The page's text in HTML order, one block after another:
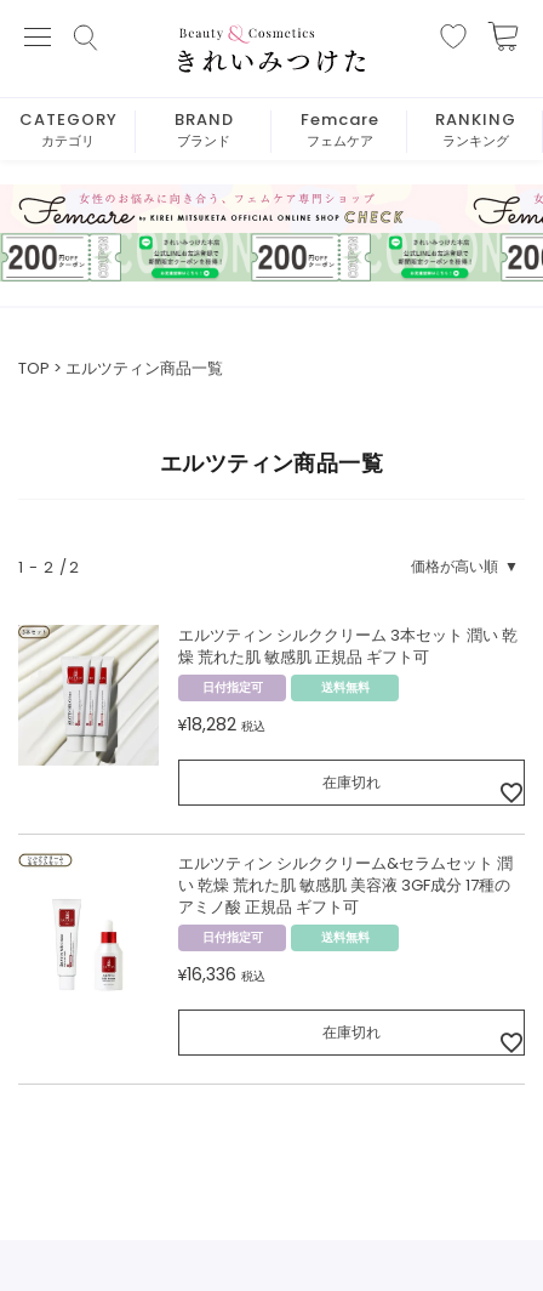
CATEGORY
カテゴリ
BRAND
ブランド
Femcare
フェムケア
RANKING
ランキング
TOP エルツティン商品一覧
エルツティン商品一覧
価格が高い順
1 - 2 2
エルツティン シルククリーム 3本セット 潤い 乾
燥 荒れた肌 敏感肌 正規品 ギフト可
日付指定可 送料無料
¥18,282 税込
在庫切れ
エルツティン シルククリーム&セラムセット 潤
い 乾燥 荒れた肌 敏感肌 美容液 3GF成分 17種の
アミノ酸 正規品 ギフト可
日付指定可 送料無料
¥16,336 税込
在庫切れ